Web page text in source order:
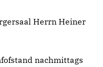
Herrn Heiner
nachmittags